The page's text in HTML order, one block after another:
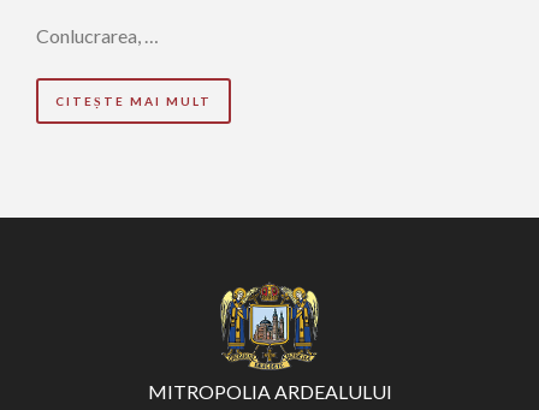
Conlucrarea, …
CITEȘTE MAI MULT
MITROPOLIA ARDEALULUI